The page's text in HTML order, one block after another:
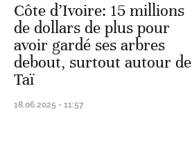
Côte d’Ivoire: 15 millions
de dollars de plus pour
avoir gardé ses arbres
debout, surtout autour de
Taï
18.06.2025 - 11:57